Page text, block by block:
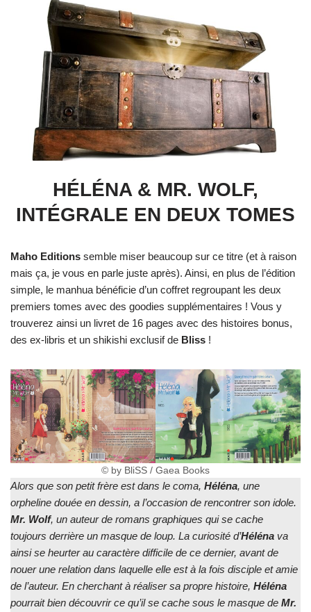
HÉLÉNA & MR. WOLF,
INTÉGRALE EN DEUX TOMES
Maho Editions semble miser beaucoup sur ce titre (et à raison
mais ça, je vous en parle juste après). Ainsi, en plus de l’édition
simple, le manhua bénéficie d’un coffret regroupant les deux
premiers tomes avec des goodies supplémentaires ! Vous y
trouverez ainsi un livret de 16 pages avec des histoires bonus,
des ex-libris et un shikishi exclusif de Bliss !
© by BliSS / Gaea Books
Alors que son petit frère est dans le coma, Héléna, une
orpheline douée en dessin, a l’occasion de rencontrer son idole.
Mr. Wolf, un auteur de romans graphiques qui se cache
toujours derrière un masque de loup. La curiosité d’Héléna va
ainsi se heurter au caractère difficile de ce dernier, avant de
nouer une relation dans laquelle elle est à la fois disciple et amie
de l’auteur. En cherchant à réaliser sa propre histoire, Héléna
pourrait bien découvrir ce qu’il se cache sous le masque de Mr.